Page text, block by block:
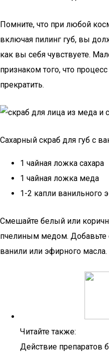
Помните, что при любой
включая пилинг губ, вы
как вы себя чувствуете.
признаком того, что
прекратить.
Сахарный скраб для губ с
1 чайная ложка сахара
1 чайная ложка меда
1-2 капли ванильного
Смешайте белый или
пчелиным медом. Добавьте
ванили или эфирного масла.
Читайте также:
Действие препаратов